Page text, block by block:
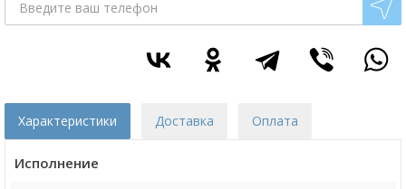
Характеристики Доставка Оплата
Исполнение